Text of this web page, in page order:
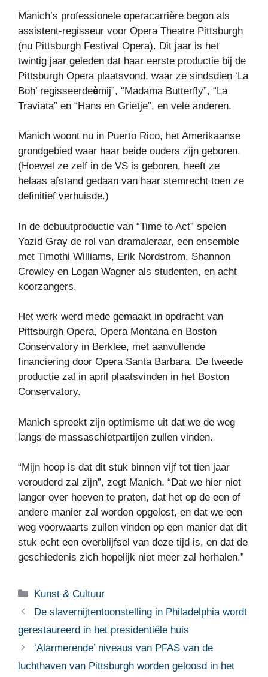
Manich’s professionele operacarrière begon als
assistent-regisseur voor Opera Theatre Pittsburgh
(nu Pittsburgh Festival Opera). Dit jaar is het
twintig jaar geleden dat haar eerste productie bij de
Pittsburgh Opera plaatsvond, waar ze sindsdien ‘La
Boh’ regisseerdeèmij”, “Madama Butterfly”, “La
Traviata” en “Hans en Grietje”, en vele anderen.
Manich woont nu in Puerto Rico, het Amerikaanse
grondgebied waar haar beide ouders zijn geboren.
(Hoewel ze zelf in de VS is geboren, heeft ze
helaas afstand gedaan van haar stemrecht toen ze
definitief verhuisde.)
In de debuutproductie van “Time to Act” spelen
Yazid Gray de rol van dramaleraar, een ensemble
met Timothi Williams, Erik Nordstrom, Shannon
Crowley en Logan Wagner als studenten, en acht
koorzangers.
Het werk werd mede gemaakt in opdracht van
Pittsburgh Opera, Opera Montana en Boston
Conservatory in Berklee, met aanvullende
financiering door Opera Santa Barbara. De tweede
productie zal in april plaatsvinden in het Boston
Conservatory.
Manich spreekt zijn optimisme uit dat we de weg
langs de massaschietpartijen zullen vinden.
“Mijn hoop is dat dit stuk binnen vijf tot tien jaar
verouderd zal zijn”, zegt Manich. “Dat we hier niet
langer over hoeven te praten, dat het op de een of
andere manier zal worden opgelost, en dat we een
weg voorwaarts zullen vinden op een manier dat dit
stuk echt een overblijfsel van deze tijd is, en dat de
geschiedenis zich hopelijk niet meer zal herhalen.”
Categorieën
Kunst & Cultuur
De slavernijtentoonstelling in Philadelphia wordt
gerestaureerd in het presidentiële huis
‘Alarmerende’ niveaus van PFAS van de
luchthaven van Pittsburgh worden geloosd in het